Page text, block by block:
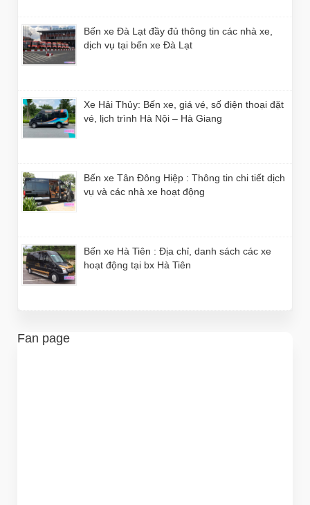
Bến xe Đà Lạt đầy đủ thông tin các nhà xe,
dịch vụ tại bến xe Đà Lạt
Xe Hải Thủy: Bến xe, giá vé, số điện thoại đặt
vé, lịch trình Hà Nội – Hà Giang
Bến xe Tân Đông Hiệp : Thông tin chi tiết dịch
vụ và các nhà xe hoạt động
Bến xe Hà Tiên : Địa chỉ, danh sách các xe
hoạt động tại bx Hà Tiên
Fan page